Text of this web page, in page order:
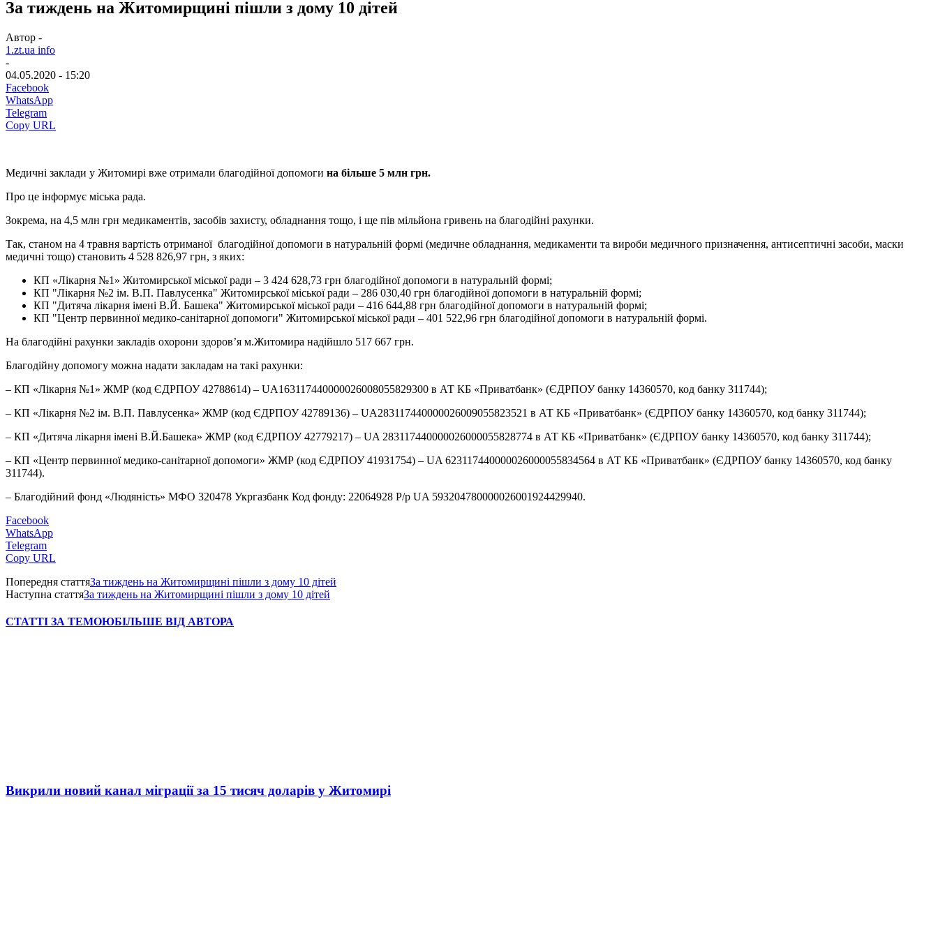
За тиждень на Житомирщині пішли з дому 10 дітей
Автор -
1.zt.ua info
-
04.05.2020 - 15:20
Facebook
WhatsApp
Telegram
Copy URL
Медичні заклади у Житомирі вже отримали благодійної допомоги на більше 5 млн грн.
Про це інформує міська рада.
Зокрема, на 4,5 млн грн медикаментів, засобів захисту, обладнання тощо, і ще пів мільйона гривень на благодійні рахунки.
Так, станом на 4 травня вартість отриманої благодійної допомоги в натуральній формі (медичне обладнання, медикаменти та вироби медичного призначення, антисептичні засоби, маски
медичні тощо) становить 4 528 826,97 грн, з яких:
КП «Лікарня №1» Житомирської міської ради – 3 424 628,73 грн благодійної допомоги в натуральній формі;
КП "Лікарня №2 ім. В.П. Павлусенка" Житомирської міської ради – 286 030,40 грн благодійної допомоги в натуральній формі;
КП "Дитяча лікарня імені В.Й. Башека" Житомирської міської ради – 416 644,88 грн благодійної допомоги в натуральній формі;
КП "Центр первинної медико-санітарної допомоги" Житомирської міської ради – 401 522,96 грн благодійної допомоги в натуральній формі.
На благодійні рахунки закладів охорони здоров’я м.Житомира надійшло 517 667 грн.
Благодійну допомогу можна надати закладам на такі рахунки:
– КП «Лікарня №1» ЖМР (код ЄДРПОУ 42788614) – UA163117440000026008055829300 в АТ КБ «Приватбанк» (ЄДРПОУ банку 14360570, код банку 311744);
– КП «Лікарня №2 ім. В.П. Павлусенка» ЖМР (код ЄДРПОУ 42789136) – UA283117440000026009055823521 в АТ КБ «Приватбанк» (ЄДРПОУ банку 14360570, код банку 311744);
– КП «Дитяча лікарня імені В.Й.Башека» ЖМР (код ЄДРПОУ 42779217) – UA 283117440000026000055828774 в АТ КБ «Приватбанк» (ЄДРПОУ банку 14360570, код банку 311744);
– КП «Центр первинної медико-санітарної допомоги» ЖМР (код ЄДРПОУ 41931754) – UA 623117440000026000055834564 в АТ КБ «Приватбанк» (ЄДРПОУ банку 14360570, код банку
311744).
– Благодійний фонд «Людяність» МФО 320478 Укргазбанк Код фонду: 22064928 Р/р UA 593204780000026001924429940.
Facebook
WhatsApp
Telegram
Copy URL
Попередня статтяЗа тиждень на Житомирщині пішли з дому 10 дітей
Наступна статтяЗа тиждень на Житомирщині пішли з дому 10 дітей
СТАТТІ ЗА ТЕМОЮБІЛЬШЕ ВІД АВТОРА
Викрили новий канал міграції за 15 тисяч доларів у Житомирі